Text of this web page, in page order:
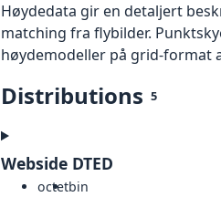
Høydedata gir en detaljert
matching fra flybilder.
høydemodeller på grid-format
Distributions 5
Webside DTED
octetbin